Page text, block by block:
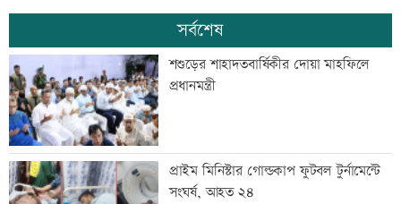
সর্বশেষ
শশুড়ের শাহাদতবার্ষিকীর দোয়া মাহফিলে
প্রধানমন্ত্রী
প্রাইম মিনিস্টার গোল্ডকাপ ফুটবল টুর্নামেন্টে
সংঘর্ষ, আহত ২৪